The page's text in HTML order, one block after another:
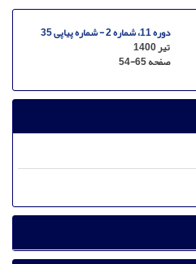
دوره 11، شماره 2 - شماره پیاپی 35
تیر 1400
صفحه54-65